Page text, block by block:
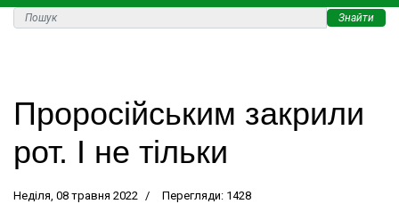
Знайти
Проросійським закрили
рот. І не тільки
Неділя, 08 травня 2022 Перегляди: 1428